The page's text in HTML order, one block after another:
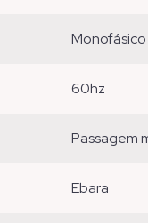
monofásico
60hz
ebara